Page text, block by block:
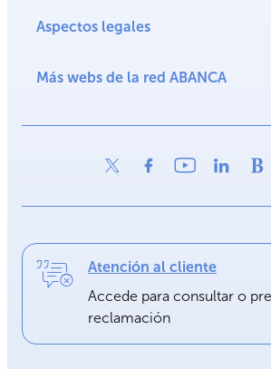
Aspectos legales
Más webs de la red ABANCA
Atención al cliente
Accede para consultar o
reclamación